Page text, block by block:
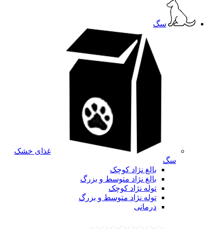
سگ
غذای خشک
سگ
بالغ نژاد کوچک
بالغ نژاد متوسط و بزرگ
توله نژاد کوچک
توله نژاد متوسط و بزرگ
درمانی